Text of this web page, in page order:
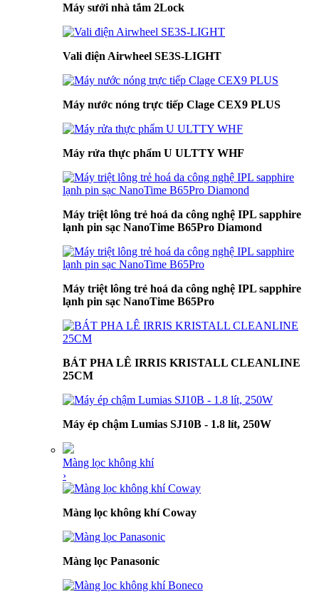
Máy sưởi nhà tắm 2Lock
Vali điện Airwheel SE3S-LIGHT
Máy nước nóng trực tiếp Clage CEX9 PLUS
Máy rửa thực phẩm U ULTTY WHF
Máy triệt lông trẻ hoá da công nghệ IPL sapphire
lạnh pin sạc NanoTime B65Pro Diamond
Máy triệt lông trẻ hoá da công nghệ IPL sapphire
lạnh pin sạc NanoTime B65Pro
BÁT PHA LÊ IRRIS KRISTALL CLEANLINE
25CM
Máy ép chậm Lumias SJ10B - 1.8 lít, 250W
Màng lọc không khí
›
Màng lọc không khí Coway
Màng lọc Panasonic